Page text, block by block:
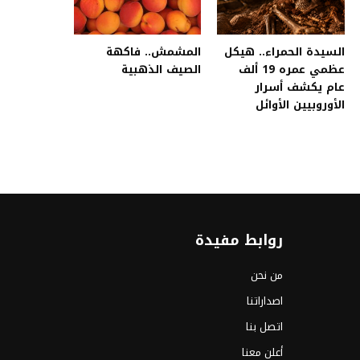
السيدة الحمراء.. هيكل
عظمي عمره 19 ألف
عام يكشف أسرار
الأوروبيين الأوائل
المشمش.. فاكهة
الصيف الذهبية
روابط مفيدة
من نحن
اصداراتنا
اتصل بنا
أعلن معنا